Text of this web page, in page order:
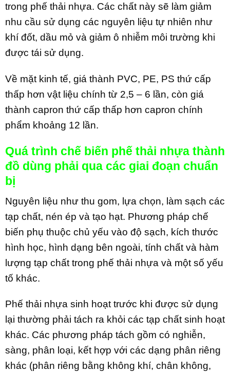
trong phế thải nhựa. Các chất này sẽ làm giảm
nhu cầu sử dụng các nguyên liệu tự nhiên như
khí đốt, dầu mỏ và giảm ô nhiễm môi trường khi
được tái sử dụng.
Về mặt kinh tế, giá thành PVC, PE, PS thứ cấp
thấp hơn vật liệu chính từ 2,5 – 6 lần, còn giá
thành capron thứ cấp thấp hơn capron chính
phẩm khoảng 12 lần.
Quá trình chế biến phế thải nhựa thành
đồ dùng phải qua các giai đoạn chuẩn
bị
Nguyên liệu như thu gom, lựa chọn, làm sạch các
tạp chất, nén ép và tạo hạt. Phương pháp chế
biến phụ thuộc chủ yếu vào độ sạch, kích thước
hình học, hình dạng bên ngoài, tính chất và hàm
lượng tạp chất trong phế thải nhựa và một số yếu
tố khác.
Phế thải nhựa sinh hoạt trước khi được sử dụng
lại thường phải tách ra khỏi các tạp chất sinh hoạt
khác. Các phương pháp tách gồm có nghiễn,
sàng, phân loại, kết hợp với các dạng phân riêng
khác (phân riêng bằng không khí, chân không,